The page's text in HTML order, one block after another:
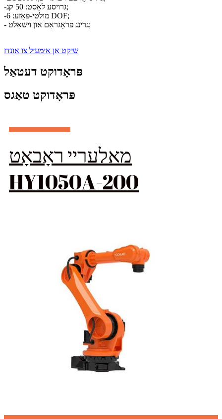
-גרויסע לאַסט: 50 קג;
-מולטי-פּאָזע: 6 DOF;
- גרינג פּראָגראַם און וישאַלט;
שיקט אַן אימעיל צו אונדז
פּראָדוקט דעטאַל
פּראָדוקט טאַגס
מאלעריי ראָבאָט
HY1050A-200